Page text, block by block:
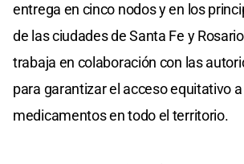
entrega en cinco nodos y en los
de las ciudades de Santa Fe y
trabaja en colaboración con las
para garantizar el acceso equitativo
medicamentos en todo el territorio.